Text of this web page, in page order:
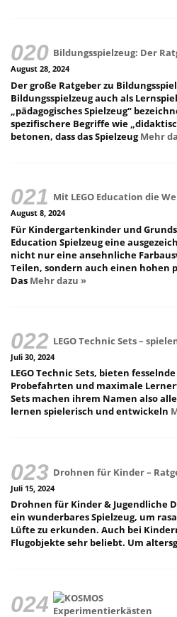
Bildungsspielzeug: Der
August 28, 2024
Der große Ratgeber zu
Bildungsspielzeug auch als
„pädagogisches Spielzeug“
spezifischere Begriffe wie
betonen, dass das SpielzeugMehr
Mit LEGO Education die
August 8, 2024
Für Kindergartenkinder und
Education Spielzeug eine
nicht nur eine ansehnliche
Teilen, sondern auch einen hohen
Das Mehr dazu »
LEGO Technic Sets –
Juli 30, 2024
LEGO Technic Sets, bieten
Probefahrten und maximale
Sets machen ihrem Namen also
lernen spielerisch und entwickeln
Drohnen für Kinder –
Juli 15, 2024
Drohnen für Kinder & Jugendliche
ein wunderbares Spielzeug, um
Lüfte zu erkunden. Auch bei
Flugobjekte sehr beliebt. Um